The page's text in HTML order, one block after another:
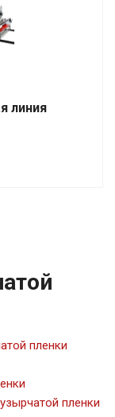
линия
пленки
пленки